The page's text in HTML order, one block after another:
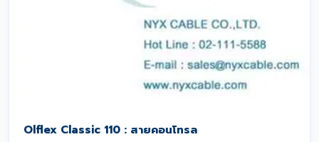
Olflex Classic 110 : สายคอนโทรล